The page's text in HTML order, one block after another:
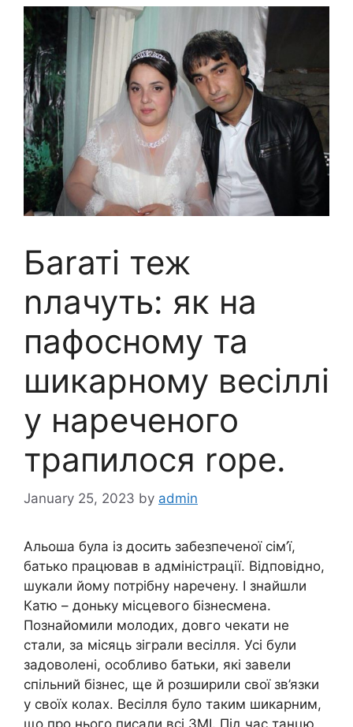
Баrаті теж
nлачуть: як на
пафосному та
шикарному весіллі
у нареченого
трапилося rоре.
January 25, 2023 by admin
Альоша була із досить забезпеченої сім’ї,
батько працював в адміністрації. Відповідно,
шукали йому потрібну наречену. І знайшли
Катю – доньку місцевого бізнесмена.
Познайомили молодих, довго чекати не
стали, за місяць зіграли весілля. Усі були
задоволені, особливо батьки, які завели
спільний бізнес, ще й розширили свої зв’язки
у своїх колах. Весілля було таким шикарним,
що про нього писали всі ЗМІ. Під час танцю